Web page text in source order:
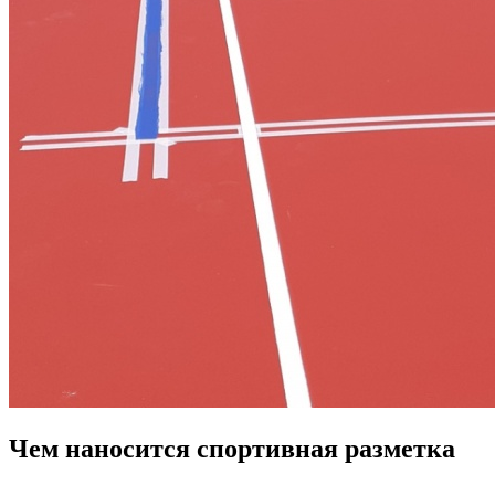
Чем наносится спортивная разметка